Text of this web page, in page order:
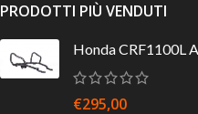
PRODOTTI PIÙ VENDUTI
Honda CRF1100L
€295,00